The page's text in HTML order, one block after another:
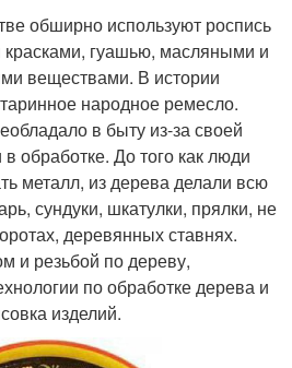
обширно используют роспись
гуашью, масляными и
веществами. В истории
народное ремесло.
в быту из-за своей
в обработке. До того как люди
металл, из дерева делали всю
сундуки, шкатулки, прялки, не
деревянных ставнях.
и резьбой по дереву,
по обработке дерева и
изделий.